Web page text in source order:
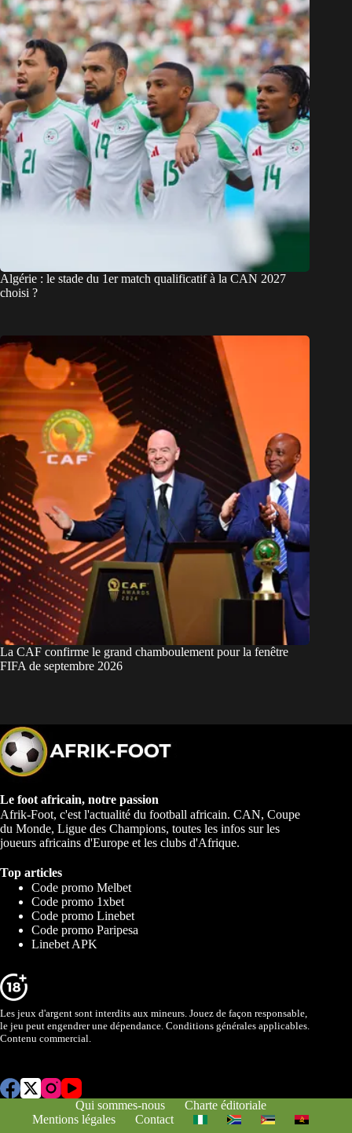
Algérie : le stade du 1er match qualificatif à la CAN 2027
choisi ?
La CAF confirme le grand chamboulement pour la fenêtre
FIFA de septembre 2026
Le foot africain, notre passion
Afrik-Foot, c'est l'actualité du football africain. CAN, Coupe
du Monde, Ligue des Champions, toutes les infos sur les
joueurs africains d'Europe et les clubs d'Afrique.
Top articles
Code promo Melbet
Code promo 1xbet
Code promo Linebet
Code promo Paripesa
Linebet APK
Les jeux d'argent sont interdits aux mineurs. Jouez de façon responsable,
le jeu peut engendrer une dépendance. Conditions générales applicables.
Contenu commercial.
Qui sommes-nous
Charte éditoriale
Mentions légales
Contact